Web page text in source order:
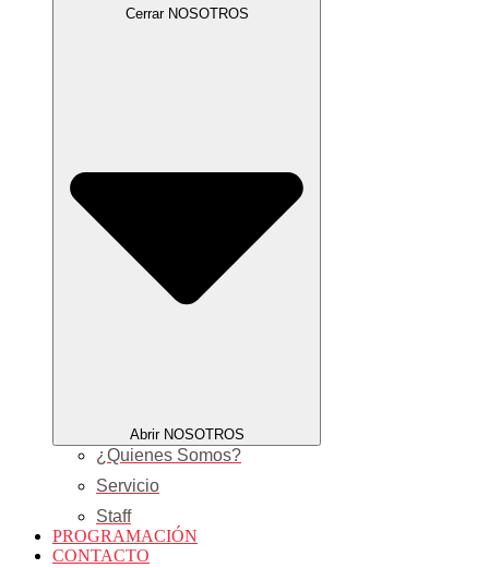
Cerrar NOSOTROS
Abrir NOSOTROS
¿Quienes Somos?
Servicio
Staff
PROGRAMACIÓN
CONTACTO